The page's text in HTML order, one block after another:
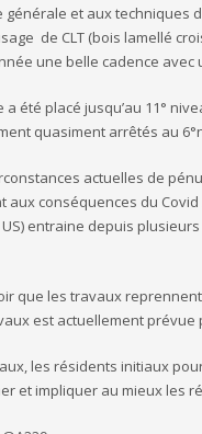
générale et aux techniques
de CLT (bois lamellé
une belle cadence avec
a été placé jusqu’au 11°
quasiment arrêtés au
actuelles de
aux conséquences du
entraine depuis
que les travaux
est actuellement prévue
les résidents initiaux
et impliquer au mieux les